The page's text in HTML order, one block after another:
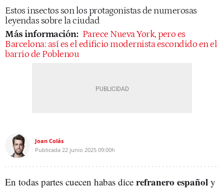
Estos insectos son los protagonistas de numerosas
leyendas sobre la ciudad
Más información: Parece Nueva York, pero es
Barcelona: así es el edificio modernista escondido en el
barrio de Poblenou
Joan Colás
Publicada 22 junio 2025 09:00h
En todas partes cuecen habas dice refranero español y